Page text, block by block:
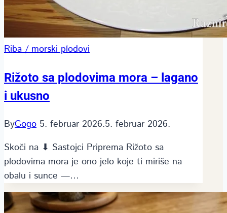
Riba / morski plodovi
Rižoto sa plodovima mora – lagano
i ukusno
ByGogo 5. februar 2026.5. februar 2026.
Skoči na ⬇ Sastojci Priprema Rižoto sa
plodovima mora je ono jelo koje ti miriše na
obalu i sunce —…